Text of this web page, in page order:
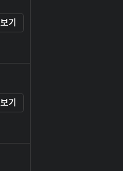
보기
보기